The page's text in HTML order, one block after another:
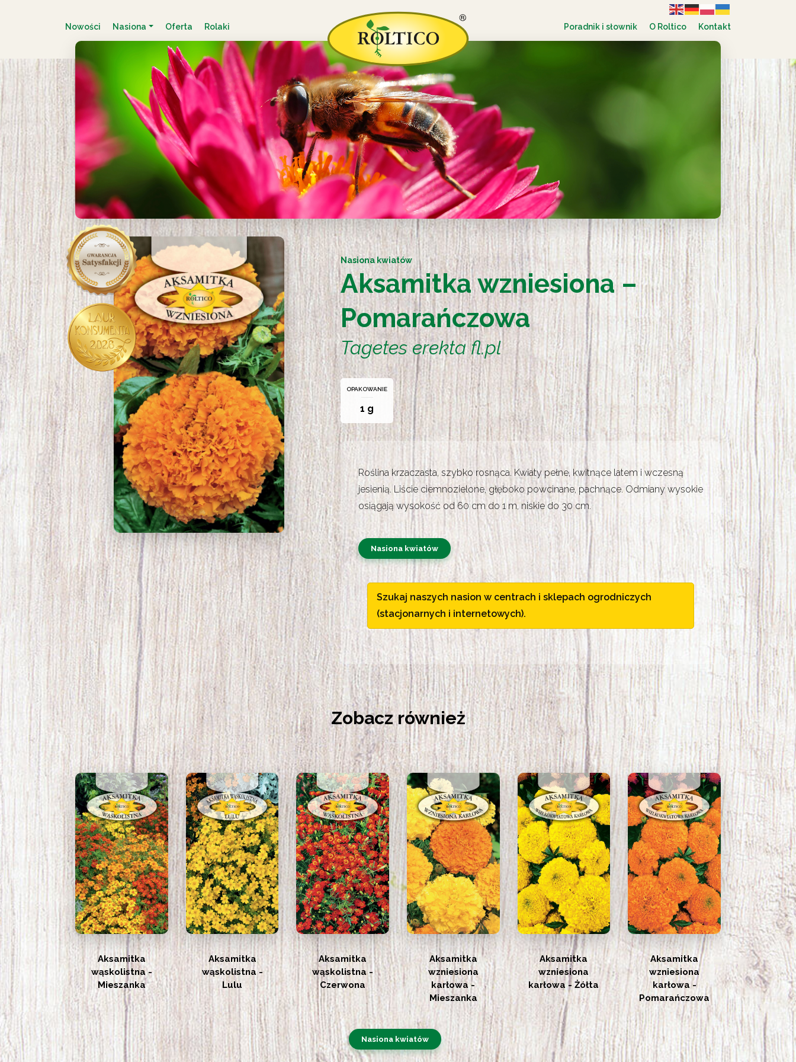
Nowości Nasiona Oferta Rolaki Poradnik i słownik O Roltico Kontakt
Nasiona kwiatów
Aksamitka wzniesiona –
Pomarańczowa
Tagetes erekta fl.pl
OPAKOWANIE
1 g
Roślina krzaczasta, szybko rosnąca. Kwiaty pełne, kwitnące latem i wczesną
jesienią. Liście ciemnozielone, głęboko powcinane, pachnące. Odmiany wysokie
osiągają wysokość od 60 cm do 1 m, niskie do 30 cm.
Nasiona kwiatów
Szukaj naszych nasion w centrach i sklepach ogrodniczych
(stacjonarnych i internetowych).
Zobacz również
Aksamitka
wąskolistna -
Mieszanka
Aksamitka
wąskolistna -
Lulu
Aksamitka
wąskolistna -
Czerwona
Aksamitka
wzniesiona
karłowa -
Mieszanka
Aksamitka
wzniesiona
karłowa - Żółta
Aksamitka
wzniesiona
karłowa -
Pomarańczowa
Nasiona kwiatów